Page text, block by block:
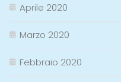
Aprile 2020
Marzo 2020
Febbraio 2020